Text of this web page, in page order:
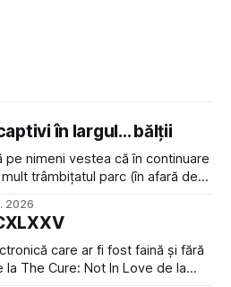
în largul... bălții
pe nimeni vestea că în continuare
trâmbițatul parc (în afară de
lumea care trece prin zonă). Am
2026
care ar fi fost faină și fără
The Cure: Not In Love de la